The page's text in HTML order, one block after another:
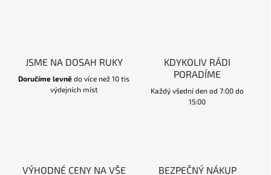
JSME NA DOSAH RUKY
Doručíme levně do více než 10 tis
výdejních míst
KDYKOLIV RÁDI
PORADÍME
Každý všední den od 7:00 do
15:00
VÝHODNÉ CENY NA VŠE BEZPEČNÝ NÁKUP